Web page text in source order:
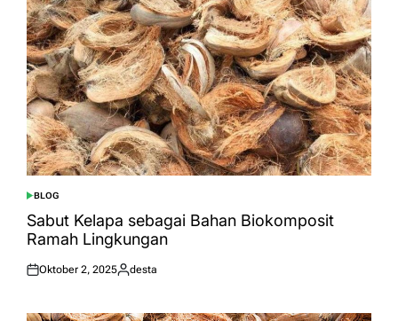
POSTED
IN
BLOG
Sabut Kelapa sebagai Bahan Biokomposit
Ramah Lingkungan
Posted
Oktober 2, 2025
Posted
desta